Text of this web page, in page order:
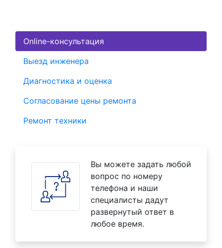
Online-консультация
Выезд инженера
Диагностика и оценка
Согласование цены ремонта
Ремонт техники
Вы можете задать любой
вопрос по номеру
телефона и наши
специалисты дадут
развернутый ответ в
любое время.